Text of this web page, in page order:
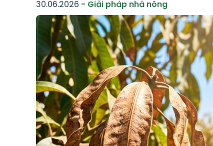
30.06.2026 - Giải pháp nhà nông